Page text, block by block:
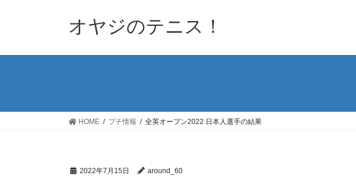
オヤジのテニス！
HOME プチ情報 全英オープン2022 日本人選手の結果
2022年7月15日 around_60